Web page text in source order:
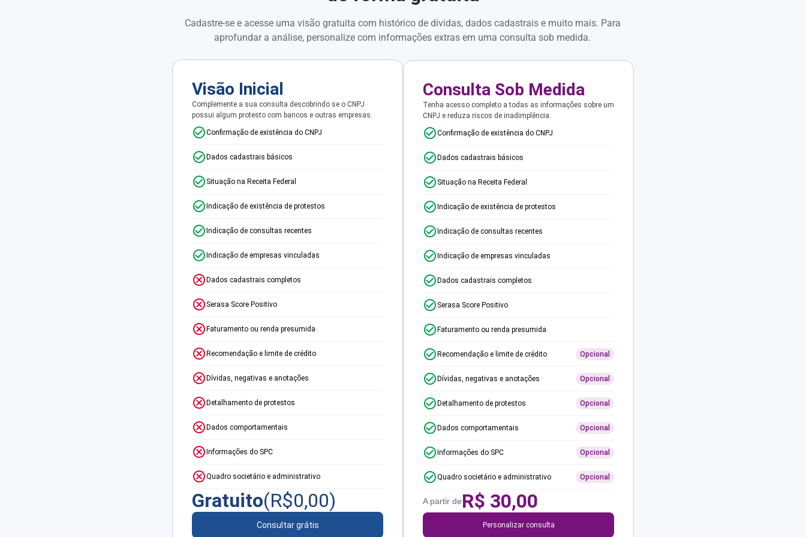
Cadastre-se e acesse uma visão gratuita com histórico de dívidas, dados cadastrais e muito mais. Para
aprofundar a análise, personalize com informações extras em uma consulta sob medida.
Visão Inicial
Complemente a sua consulta descobrindo se o CNPJ
possui algum protesto com bancos e outras empresas.
Confirmação de existência do CNPJ
Dados cadastrais básicos
Situação na Receita Federal
Indicação de existência de protestos
Indicação de consultas recentes
Indicação de empresas vinculadas
Dados cadastrais completos
Serasa Score Positivo
Faturamento ou renda presumida
Recomendação e limite de crédito
Dívidas, negativas e anotações
Detalhamento de protestos
Dados comportamentais
Informações do SPC
Quadro societário e administrativo
Gratuito(R$0,00)
Consultar grátis
Consulta Sob Medida
Tenha acesso completo a todas as informações sobre um
CNPJ e reduza riscos de inadimplência.
Confirmação de existência do CNPJ
Dados cadastrais básicos
Situação na Receita Federal
Indicação de existência de protestos
Indicação de consultas recentes
Indicação de empresas vinculadas
Dados cadastrais completos
Serasa Score Positivo
Faturamento ou renda presumida
Recomendação e limite de crédito Opcional
Dívidas, negativas e anotações Opcional
Detalhamento de protestos Opcional
Dados comportamentais Opcional
Informações do SPC Opcional
Quadro societário e administrativo Opcional
A partir deR$ 30,00
Personalizar consulta